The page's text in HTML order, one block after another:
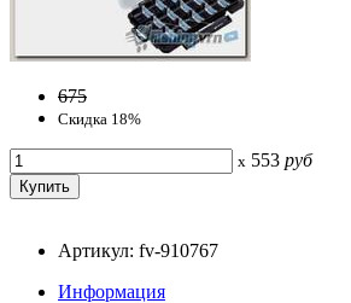
675
Скидка 18%
x 553 руб
Артикул: fv-910767
Информация